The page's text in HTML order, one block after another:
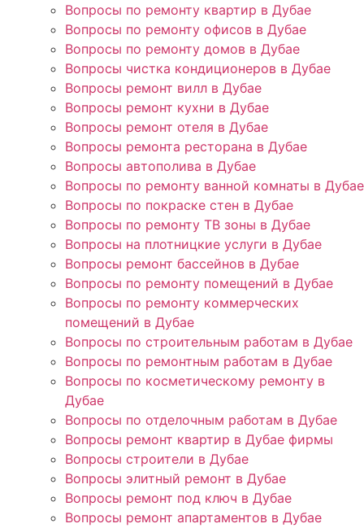
Вопросы по ремонту квартир в Дубае
Вопросы по ремонту офисов в Дубае
Вопросы по ремонту домов в Дубае
Вопросы чистка кондиционеров в Дубае
Вопросы ремонт вилл в Дубае
Вопросы ремонт кухни в Дубае
Вопросы ремонт отеля в Дубае
Вопросы ремонта ресторана в Дубае
Вопросы автополива в Дубае
Вопросы по ремонту ванной комнаты в Дубае
Вопросы по покраске стен в Дубае
Вопросы по ремонту ТВ зоны в Дубае
Вопросы на плотницкие услуги в Дубае
Вопросы ремонт бассейнов в Дубае
Вопросы по ремонту помещений в Дубае
Вопросы по ремонту коммерческих
помещений в Дубае
Вопросы по строительным работам в Дубае
Вопросы по ремонтным работам в Дубае
Вопросы по косметическому ремонту в
Дубае
Вопросы по отделочным работам в Дубае
Вопросы ремонт квартир в Дубае фирмы
Вопросы строители в Дубае
Вопросы элитный ремонт в Дубае
Вопросы ремонт под ключ в Дубае
Вопросы ремонт апартаментов в Дубае